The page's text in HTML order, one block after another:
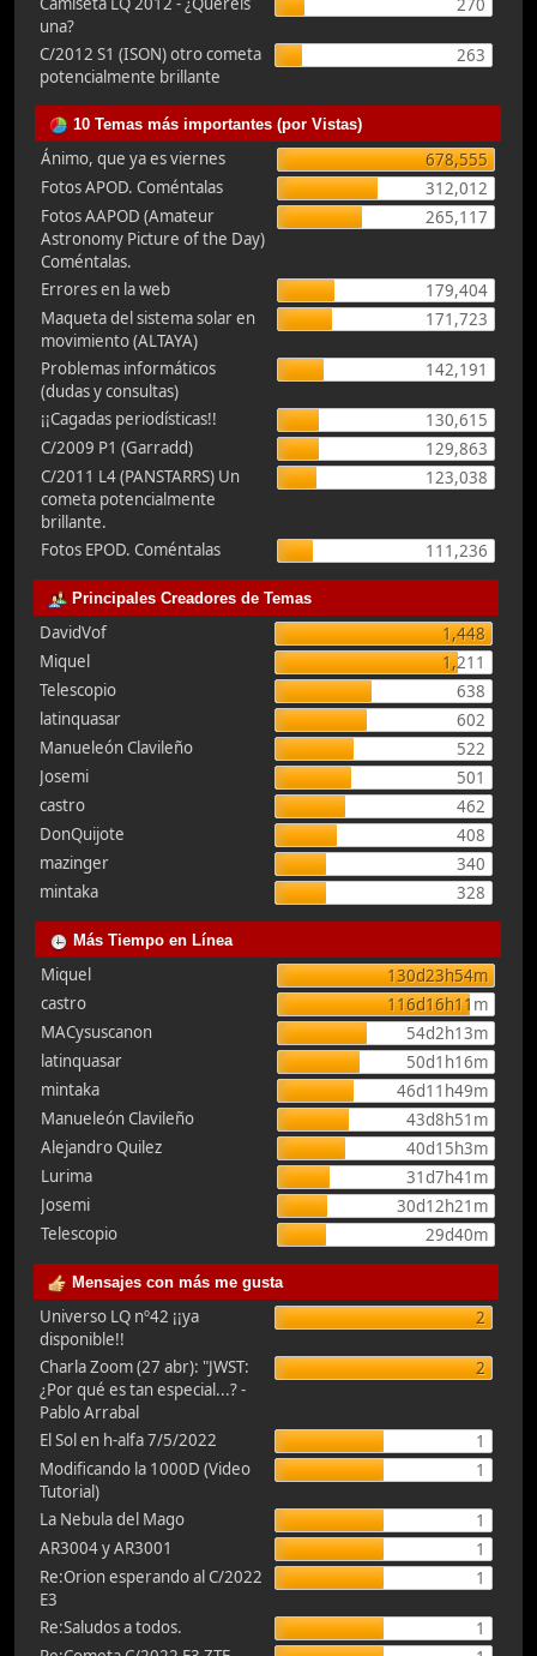
una?
270
C/2012 S1 (ISON) otro cometa
potencialmente brillante
263
10 Temas más importantes (por Vistas)
Ánimo, que ya es viernes
678,555
Fotos APOD. Coméntalas
312,012
Fotos AAPOD (Amateur
Astronomy Picture of the Day)
Coméntalas.
265,117
Errores en la web
179,404
Maqueta del sistema solar en
movimiento (ALTAYA)
171,723
Problemas informáticos
(dudas y consultas)
142,191
¡¡Cagadas periodísticas!!
130,615
C/2009 P1 (Garradd)
129,863
C/2011 L4 (PANSTARRS) Un
cometa potencialmente
brillante.
123,038
Fotos EPOD. Coméntalas 111,236
Principales Creadores de Temas
DavidVof
1,448
Miquel
1,211
Telescopio
638
latinquasar
602
Manueleón Clavileño
522
Josemi
501
castro
462
DonQuijote
408
mazinger
340
mintaka
328
Más Tiempo en Línea
Miquel
130d23h54m
castro
116d16h11m
MACysuscanon
54d2h13m
latinquasar
50d1h16m
mintaka
46d11h49m
Manueleón Clavileño
43d8h51m
Alejandro Quilez
40d15h3m
Lurima
31d7h41m
Josemi
30d12h21m
Telescopio
29d40m
Mensajes con más me gusta
Universo LQ nº42 ¡¡ya
disponible!!
2
Charla Zoom (27 abr): "JWST:
¿Por qué es tan especial...? -
Pablo Arrabal
2
El Sol en h-alfa 7/5/2022
1
Modificando la 1000D (Video
Tutorial)
1
La Nebula del Mago
1
AR3004 y AR3001
1
Re:Orion esperando al C/2022
E3
1
Re:Saludos a todos.
1